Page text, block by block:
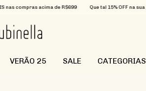
OFF na sua primeira compra? Utilize o cupom BEMVINDA
VERÃO 25 SALE CATEGORIAS